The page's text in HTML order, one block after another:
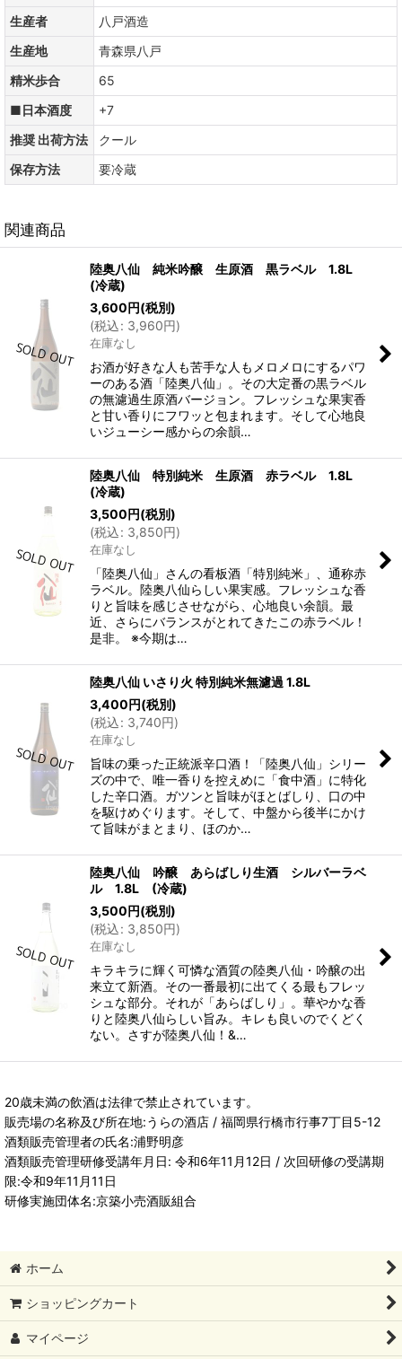
生産者
八戸酒造
生産地
青森県八戸
精米歩合
65
■日本酒度
+7
推奨 出荷方法
クール
保存方法
要冷蔵
関連商品
陸奥八仙 純米吟醸 生原酒 黒ラベル 1.8L
(冷蔵)
3,600円(税別)
(税込: 3,960円)
在庫なし
お酒が好きな人も苦手な人もメロメロにするパワ
ーのある酒「陸奥八仙」。その大定番の黒ラベル
の無濾過生原酒バージョン。フレッシュな果実香
と甘い香りにフワッと包まれます。そして心地良
いジューシー感からの余韻…
陸奥八仙 特別純米 生原酒 赤ラベル 1.8L
(冷蔵)
3,500円(税別)
(税込: 3,850円)
在庫なし
「陸奥八仙」さんの看板酒「特別純米」、通称赤
ラベル。陸奥八仙らしい果実感。フレッシュな香
りと旨味を感じさせながら、心地良い余韻。最
近、さらにバランスがとれてきたこの赤ラベル！
是非。 ※今期は…
陸奥八仙 いさり火 特別純米無濾過 1.8L
3,400円(税別)
(税込: 3,740円)
在庫なし
旨味の乗った正統派辛口酒！「陸奥八仙」シリー
ズの中で、唯一香りを控えめに「食中酒」に特化
した辛口酒。ガツンと旨味がほとばしり、口の中
を駆けめぐります。そして、中盤から後半にかけ
て旨味がまとまり、ほのか…
陸奥八仙 吟醸 あらばしり生酒 シルバーラベ
ル 1.8L (冷蔵)
3,500円(税別)
(税込: 3,850円)
在庫なし
キラキラに輝く可憐な酒質の陸奥八仙・吟醸の出
来立て新酒。その一番最初に出てくる最もフレッ
シュな部分。それが「あらばしり」。華やかな香
りと陸奥八仙らしい旨み。キレも良いのでくどく
ない。さすが陸奥八仙！&…
20歳未満の飲酒は法律で禁止されています。
販売場の名称及び所在地:うらの酒店 / 福岡県行橋市行事7丁目5-12
酒類販売管理者の氏名:浦野明彦
酒類販売管理研修受講年月日: 令和6年11月12日 / 次回研修の受講期
限:令和9年11月11日
研修実施団体名:京築小売酒販組合
ホーム
ショッピングカート
マイページ